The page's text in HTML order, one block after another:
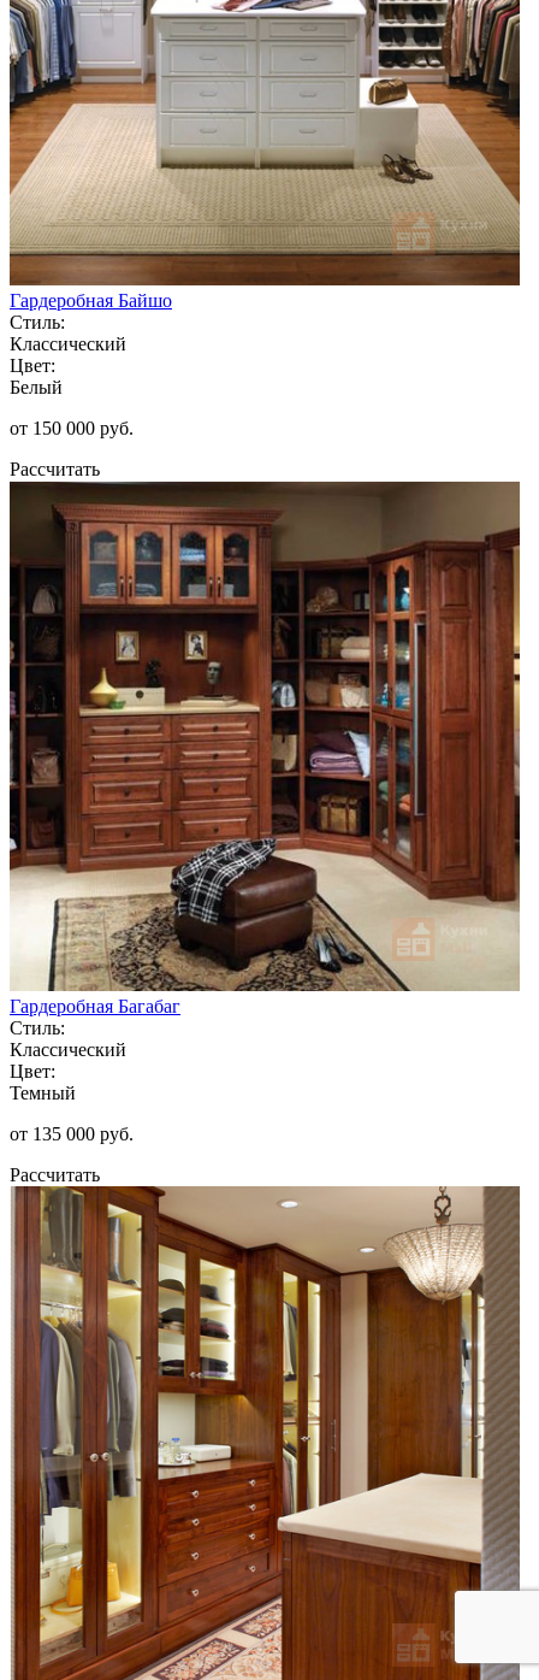
Гардеробная Байшо
Стиль:
Классический
Цвет:
Белый
от 150 000 руб.
Рассчитать
Гардеробная Багабаг
Стиль:
Классический
Цвет:
Темный
от 135 000 руб.
Рассчитать